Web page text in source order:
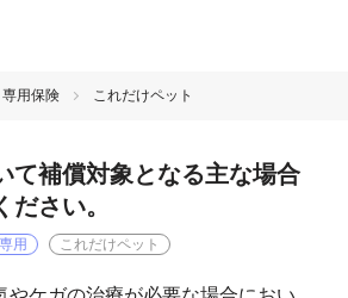
用保険 これだけペット
て補償対象となる主な場合
ださい。
用 これだけペット